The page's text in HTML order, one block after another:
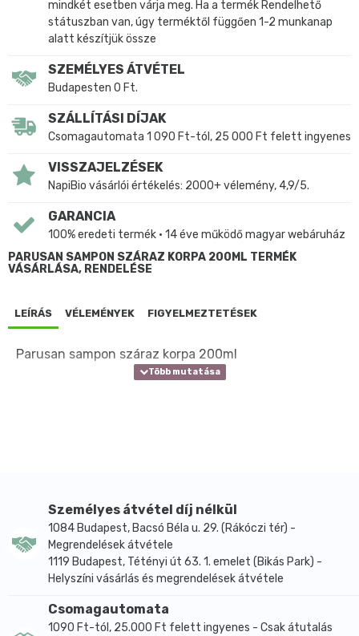
mindkét esetben várja meg. Ha a termék Rendelhető
státuszban van, úgy terméktől függően 1-2 munkanap
alatt készítjük össze
SZEMÉLYES ÁTVÉTEL
Budapesten 0 Ft.
SZÁLLÍTÁSI DÍJAK
Csomagautomata 1 090 Ft-tól, 25 000 Ft felett ingyenes
VISSZAJELZÉSEK
NapiBio vásárlói értékelés: 2000+ vélemény, 4,9/5.
GARANCIA
100% eredeti termék • 14 éve működő magyar webáruház
PARUSAN SAMPON SZÁRAZ KORPA 200ML TERMÉK
VÁSÁRLÁSA, RENDELÉSE
LEÍRÁS VÉLEMÉNYEK FIGYELMEZTETÉSEK
Parusan sampon száraz korpa 200ml
Személyes átvétel díj nélkül
1084 Budapest, Bacsó Béla u. 29. (Rákóczi tér) -
Megrendelések átvétele
1119 Budapest, Tétényi út 63. 1. emelet (Bikás Park) -
Helyszíni vásárlás és megrendelések átvétele
Csomagautomata
1090 Ft-tól, 25.000 Ft felett ingyenes - Csak átutalás